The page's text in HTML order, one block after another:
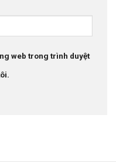
web trong trình duyệt